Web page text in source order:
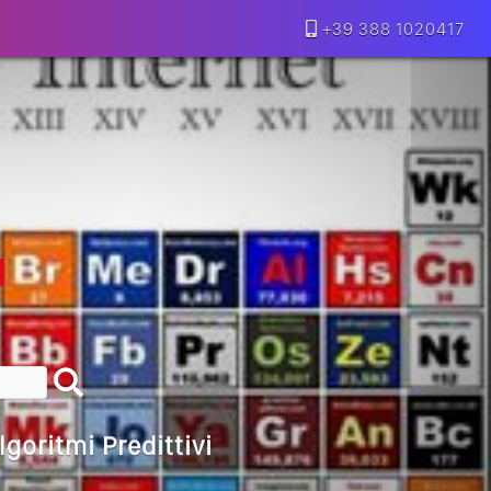
+39 388 1020417
Motivazione…
Franzese
Davvero
Vecchia SEO
Predittivi
L’AI E I Contenuti…